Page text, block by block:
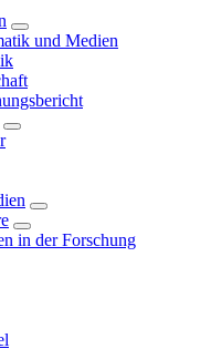
und Medien
in der Forschung